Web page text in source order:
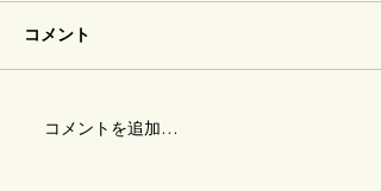
コメント
コメントを追加…